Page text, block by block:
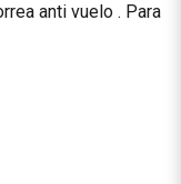
anti vuelo . Para